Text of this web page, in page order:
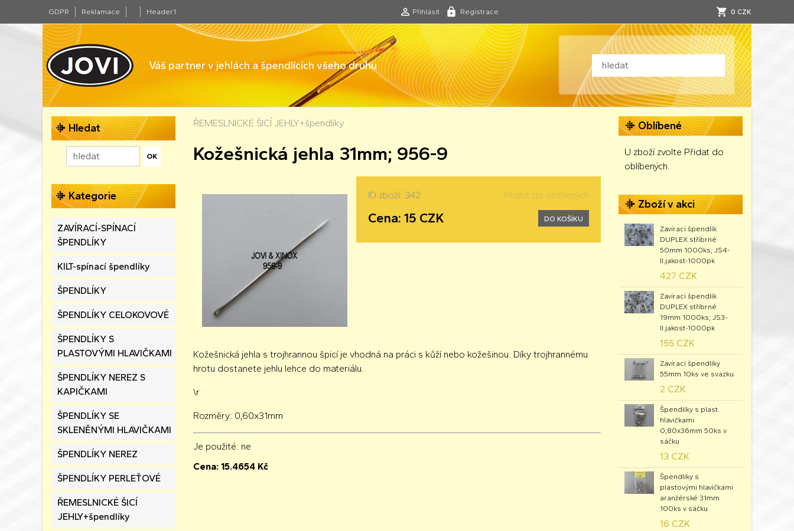
GDPR Reklamace . Header1 Přihlásit Registrace 0 CZK
Váš partner v jehlách a špendlících všeho druhu
Hledat
Kategorie
ZAVÍRACÍ-SPÍNACÍ
ŠPENDLÍKY
KILT-spínací špendlíky
ŠPENDLÍKY
ŠPENDLÍKY CELOKOVOVÉ
ŠPENDLÍKY S
PLASTOVÝMI HLAVIČKAMI
ŠPENDLÍKY NEREZ S
KAPIČKAMI
ŠPENDLÍKY SE
SKLENĚNÝMI HLAVIČKAMI
ŠPENDLÍKY NEREZ
ŠPENDLÍKY PERLEŤOVÉ
ŘEMESLNICKÉ ŠICÍ
JEHLY+špendlíky
ŘEMESLNICKÉ ŠICÍ JEHLY+špendlíky
Kožešnická jehla 31mm; 956-9
ID zboží: 342 Přidat do oblíbených
Cena: 15 CZK DO KOŠÍKU
Kožešnická jehla s trojhrannou špicí je vhodná na práci s kůží nebo kožešinou. Díky trojhrannému
hrotu dostanete jehlu lehce do materiálu.
\r
Rozměry: 0,60x31mm
Je použité: ne
Cena: 15.4654 Kč
Oblíbené
U zboží zvolte Přidat do
oblíbených.
Zboží v akci
Zavírací špendlík
DUPLEX stříbrné
50mm 1000ks; JS4-
II.jakost-1000pk
427 CZK
Zavírací špendlík
DUPLEX stříbrné
19mm 1000ks; JS3-
II.jakost-1000pk
155 CZK
Zavírací špendlíky
55mm 10ks ve svazku
2 CZK
Špendlíky s plast.
hlavičkami
0,80x36mm 50ks v
sáčku
13 CZK
Špendlíky s
plastovými hlavičkami
aranžérské 31mm
100ks v sáčku
16 CZK